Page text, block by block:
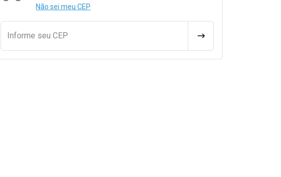
Não sei meu CEP
Informe seu CEP CALCULAR FRETE